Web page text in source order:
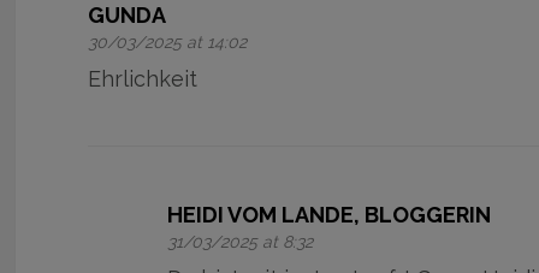
GUNDA
30/03/2025 at 14:02
Ehrlichkeit
HEIDI VOM LANDE, BLOGGERIN
31/03/2025 at 8:32